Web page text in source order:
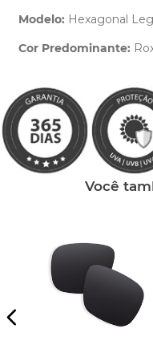
Modelo: Hexagonal
Cor Predominante:
Você